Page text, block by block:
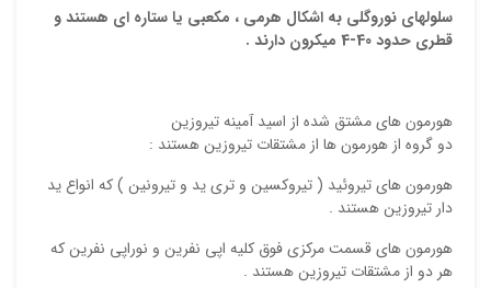
سلولهاي نوروگلي به اشكال هرمي ، مكعبي يا ستاره اي هستند و
قطري حدود 40-4 ميكرون دارند .
هورمون هاي مشتق شده از اسيد آمينه تيروزين
دو گروه از هورمون ها از مشتقات تيروزين هستند :
هورمون هاي تيروئيد ( تيروكسين و تري يد و تيرونين ) كه انواع يد
دار تيروزين هستند .
هورمون هاي قسمت مركزي فوق كليه اپي نفرين و نوراپي نفرين كه
هر دو از مشتقات تيروزين هستند .